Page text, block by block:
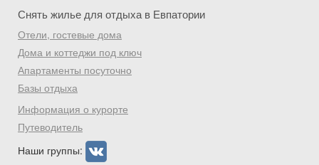
Снять жилье для отдыха в Евпатории
Отели, гостевые дома
Дома и коттеджи под ключ
Апартаменты посуточно
Базы отдыха
Информация о курорте
Путеводитель
Наши группы: